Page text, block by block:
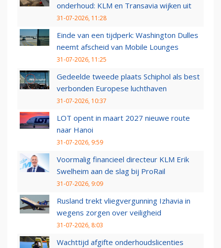
onderhoud: KLM en Transavia wijken uit
31-07-2026, 11:28
Einde van een tijdperk: Washington Dulles
neemt afscheid van Mobile Lounges
31-07-2026, 11:25
Gedeelde tweede plaats Schiphol als best
verbonden Europese luchthaven
31-07-2026, 10:37
LOT opent in maart 2027 nieuwe route
naar Hanoi
31-07-2026, 9:59
Voormalig financieel directeur KLM Erik
Swelheim aan de slag bij ProRail
31-07-2026, 9:09
Rusland trekt vliegvergunning Izhavia in
wegens zorgen over veiligheid
31-07-2026, 8:03
Wachttijd afgifte onderhoudslicenties